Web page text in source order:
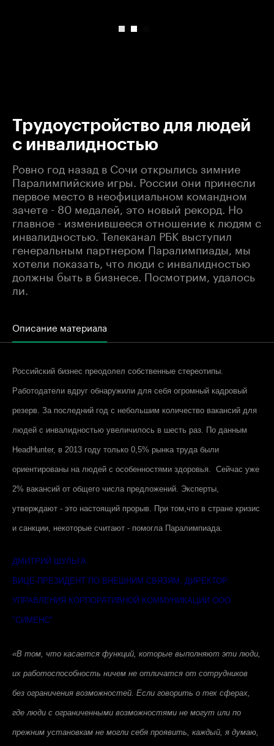
Трудоустройство для людей
с инвалидностью
Ровно год назад в Сочи открылись зимние
Паралимпийские игры. России они принесли
первое место в неофициальном командном
зачете - 80 медалей, это новый рекорд. Но
главное - изменившееся отношение к людям с
инвалидностью. Телеканал РБК выступил
генеральным партнером Паралимпиады, мы
хотели показать, что люди с инвалидностью
должны быть в бизнесе. Посмотрим, удалось
ли.
Описание материала
Российский бизнес преодолел собственные стереотипы.
Работодатели вдруг обнаружили для себя огромный кадровый
резерв. За последний год с небольшим количество вакансий для
людей с инвалидностью увеличилось в шесть раз. По данным
HeadHunter, в 2013 году только 0,5% рынка труда были
ориентированы на людей с особенностями здоровья. Сейчас уже
2% вакансий от общего числа предложений. Эксперты,
утверждают - это настоящий прорыв. При том,что в стране кризис
и санкции, некоторые считают - помогла Паралимпиада.
ДМИТРИЙ ШУЛЬГА
ВИЦЕ-ПРЕЗИДЕНТ ПО ВНЕШНИМ СВЯЗЯМ, ДИРЕКТОР
УПРАВЛЕНИЯ КОРПОРАТИВНОЙ КОММУНИКАЦИИ ООО
"СИМЕНС"
«В том, что касается функций, которые выполняют эти люди,
их работоспособность ничем не отличатся от сотрудников
без ограничения возможностей. Если говорить о тех сферах,
где люди с ограниченными возможностями не могут или по
прежним установкам не могли себя проявить, каждый, я думаю,